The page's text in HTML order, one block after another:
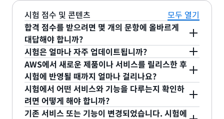
자세한 정보는Xvoucher 웹사이트를 참조하세요.
있는 경우, 응시료 전액을 할인받을 수 있습니다. 시
험 응시료의 50%를 보장하는 바우처를 가지고 있는
경우, 시험 구매 시 응시료의 50%를 할인받을 수 있
습니다.
시험 점수 및 콘텐츠
모두 열기
합격 점수를 받으려면 몇 개의 문항에 올바르게
대답해야 합니까?
AWS Certification 합격 점수는 통계적인 분석을 사
용하여 결정되며 변경될 수 있습니다. 시험 문항과 합
격 점수는 콘텐츠가 업데이트될 때 테스트 양식의 변
경 사항을 반영하도록 업데이트되므로 AWS에서는
시험 합격 점수를 공개하지 않습니다.
시험은 얼마나 자주 업데이트됩니까?
AWS Certification에서는 시험 안내서를 충실히 따
르는 시험 문항들을 정기적으로 교체합니다. AWS 시
험 안내서는 정기적으로 검토 및 수정되어 각 자격증
시험이 해당 자격증이 목표로 하는 직무에 적합한 최
AWS에서 새로운 제품이나 서비스를 릴리스한 후
시험에 반영될 때까지 얼마나 걸리나요?
AWS Certified AI Practitioner, AWS Certified
Machine Learning Engineer - Associate, AWS
시험에서 어떤 서비스와 기능을 다루는지 확인하
려면 어떻게 해야 합니까?
기존 서비스 또는 기능이 변경되었습니다. 시험에